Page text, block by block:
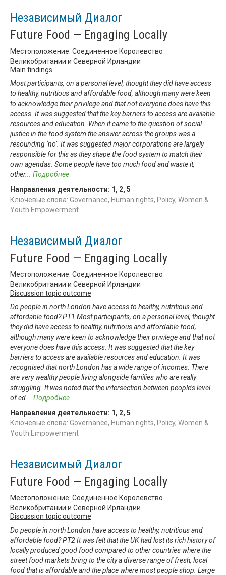
Независимый Диалог
Future Food — Engaging Locally
Местоположение: Соединенное Королевство
Великобритании и Северной Ирландии
Main findings
Most participants, on a personal level, thought they did have access
to healthy, nutritious and affordable food, although many were keen
to acknowledge their privilege and that not everyone does have this
access. It was suggested that the key barriers to access are available
resources and education. When it came to the question of social
justice in the food system the answer across the groups was a
resounding ‘no’. It was suggested major corporations are largely
responsible for this as they shape the food system to match their
own agendas. Some people have too much food and waste it,
other... Подробнее
Направления деятельности: 1 , 2, 5
Ключевые слова: Governance, Human rights, Policy, Women &
Youth Empowerment
Независимый Диалог
Future Food — Engaging Locally
Местоположение: Соединенное Королевство
Великобритании и Северной Ирландии
Discussion topic outcome
Do people in north London have access to healthy, nutritious and
affordable food? PT1 Most participants, on a personal level, thought
they did have access to healthy, nutritious and affordable food,
although many were keen to acknowledge their privilege and that not
everyone does have this access. It was suggested that the key
barriers to access are available resources and education. It was
recognised that north London has a wide range of incomes. There
are very wealthy people living alongside families who are really
struggling. It was noted that the intersection between people’s level
of ed
Подробнее
Направления деятельности: 1 , 2, 5
Ключевые слова: Governance, Human rights, Policy, Women &
Youth Empowerment
Независимый Диалог
Future Food — Engaging Locally
Местоположение: Соединенное Королевство
Великобритании и Северной Ирландии
Discussion topic outcome
Do people in north London have access to healthy, nutritious and
affordable food? PT2 It was felt that the UK had lost its rich history of
locally produced good food compared to other countries where the
street food markets bring to the city a diverse range of fresh, local
food that is affordable and the place where most people shop. Large